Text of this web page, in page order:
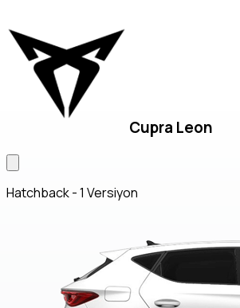
Cupra Leon
Hatchback - 1 Versiyon